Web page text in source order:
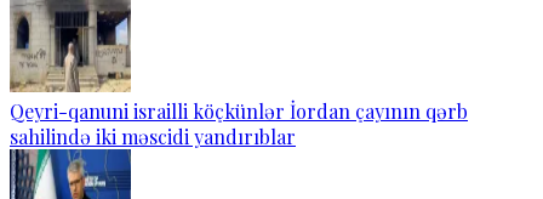
Qeyri-qanuni israilli köçkünlər İordan çayının qərb
sahilində iki məscidi yandırıblar